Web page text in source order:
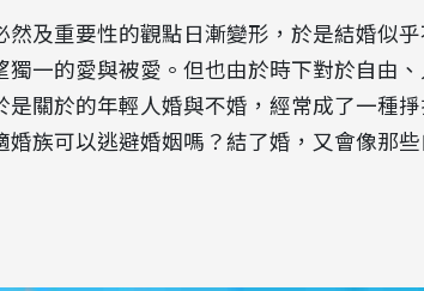
及重要性的觀點日漸變形，於是結婚似
一的愛與被愛。但也由於時下對於自由
關於的年輕人婚與不婚，經常成了一種
族可以逃避婚姻嗎？結了婚，又會像那